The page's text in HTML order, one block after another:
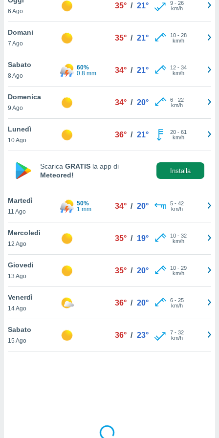
è
al sito
di
ci
di
il
un
la
nella
cookie
il tuo
in
a piè
del
6 Ago
35° / 21° 9- 26
km/h
Domani
7 Ago
35° / 21° 10- 28
km/h
Sabato
8 Ago
60%
0.8 mm
34° / 21° 12- 34
km/h
Domenica
9 Ago
34° / 20° 6- 22
km/h
Lunedì
10 Ago
36° / 21° 20- 61
km/h
Scarica GRATIS la app di
Meteored!
Installa
Martedì
11 Ago
50%
1 mm
34° / 20° 5- 42
km/h
Mercoledì
12 Ago
35° / 19° 10- 32
km/h
Giovedi
13 Ago
35° / 20° 10- 29
km/h
Venerdì
14 Ago
36° / 20° 6- 25
km/h
Sabato
15 Ago
36° / 23° 7- 32
km/h